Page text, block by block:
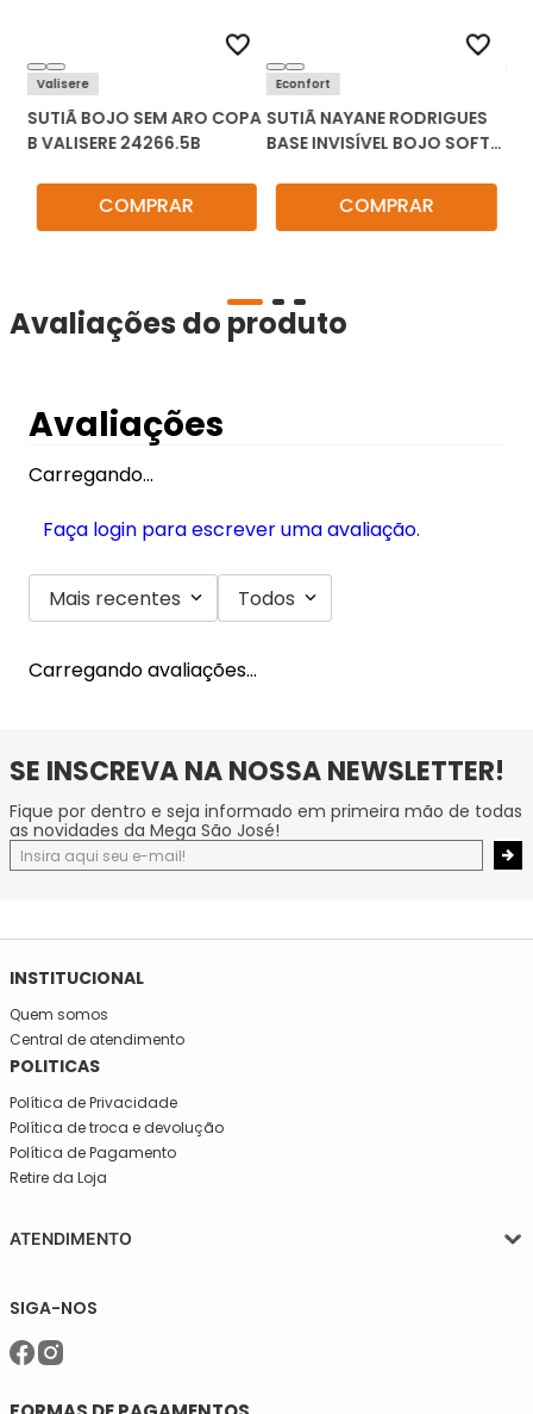
Valisere
SUTIÃ BOJO SEM ARO COPA
B VALISERE 24266.5B
COMPRAR
Econfort
SUTIÃ NAYANE RODRIGUES
BASE INVISÍVEL BOJO SOFT
COMPRAR
Avaliações do produto
Avaliações
Carregando…
Faça login para escrever uma avaliação.
Mais recentes Todos
Carregando avaliações…
SE INSCREVA NA NOSSA NEWSLETTER!
Fique por dentro e seja informado em primeira mão de todas
as novidades da Mega São José!
INSTITUCIONAL
Quem somos
Central de atendimento
POLITICAS
Política de Privacidade
Política de troca e devolução
Política de Pagamento
Retire da Loja
ATENDIMENTO
Sexta, das 08:30 às 16h30.
Telefone: (11)5627-7800
WhatsApp: (11)94238-1925
sac@meiassaojose.com.br
SIGA-NOS